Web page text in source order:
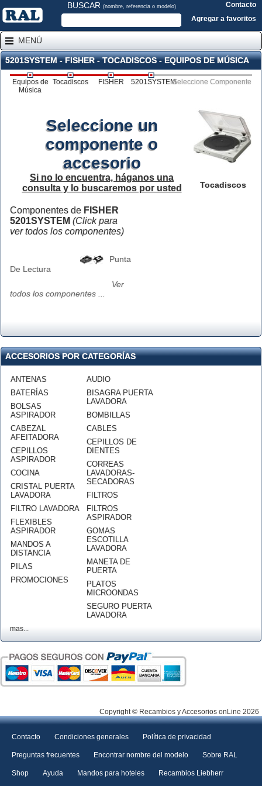
BUSCAR (nombre, referencia o modelo)
Contacto
Agregar a favoritos
MENÚ
5201SYSTEM - FISHER - TOCADISCOS - EQUIPOS DE MÚSICA
Equipos de
Música
Tocadiscos FISHER 5201SYSTEMSeleccione Componente
Tocadiscos
Seleccione un
componente o
accesorio
Si no lo encuentra, háganos una
consulta y lo buscaremos por usted
Componentes de FISHER
5201SYSTEM (Click para
ver todos los componentes)
Punta
De Lectura
Ver
todos los componentes ...
ACCESORIOS POR CATEGORÍAS
ANTENAS
BATERÍAS
BOLSAS
ASPIRADOR
CABEZAL
AFEITADORA
CEPILLOS
ASPIRADOR
COCINA
CRISTAL PUERTA
LAVADORA
FILTRO LAVADORA
FLEXIBLES
ASPIRADOR
MANDOS A
DISTANCIA
PILAS
PROMOCIONES
AUDIO
BISAGRA PUERTA
LAVADORA
BOMBILLAS
CABLES
CEPILLOS DE
DIENTES
CORREAS
LAVADORAS-
SECADORAS
FILTROS
FILTROS
ASPIRADOR
GOMAS
ESCOTILLA
LAVADORA
MANETA DE
PUERTA
PLATOS
MICROONDAS
SEGURO PUERTA
LAVADORA
mas...
Copyright © Recambios y Accesorios onLine 2026
Contacto Condiciones generales Política de privacidad
Preguntas frecuentes Encontrar nombre del modelo Sobre RAL
Shop Ayuda Mandos para hoteles Recambios Liebherr